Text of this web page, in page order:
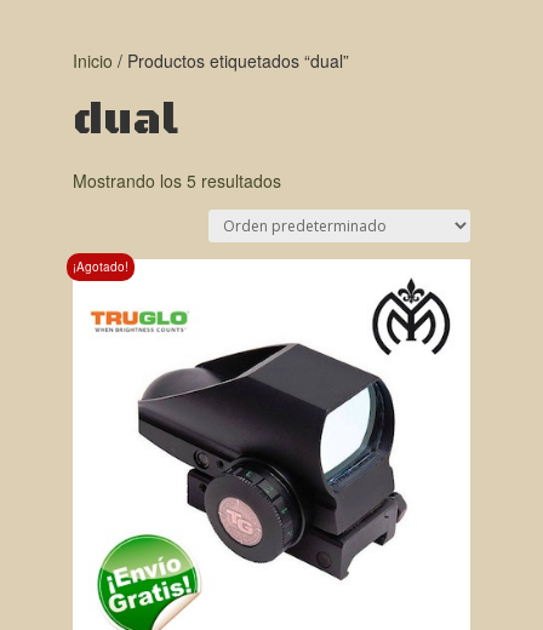
Inicio / Productos etiquetados “dual”
dual
Mostrando los 5 resultados
¡Agotado!